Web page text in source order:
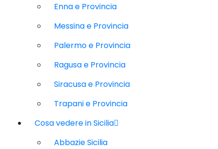
Enna e Provincia
Messina e Provincia
Palermo e Provincia
Ragusa e Provincia
Siracusa e Provincia
Trapani e Provincia
Cosa vedere in Sicilia
Abbazie Sicilia